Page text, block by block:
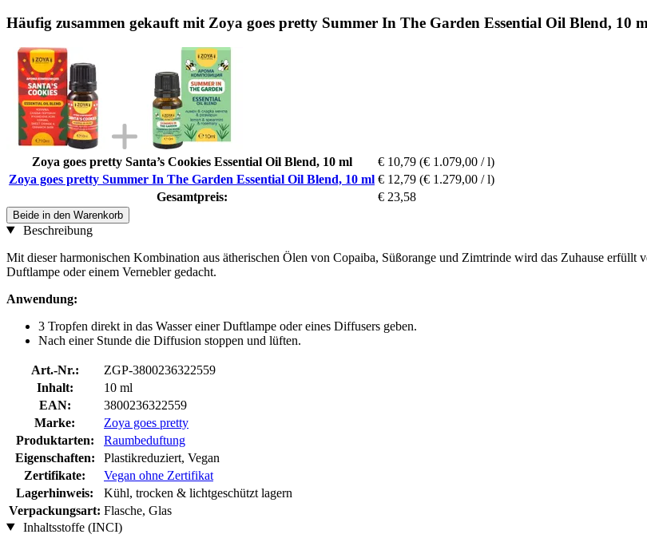
Häufig zusammen gekauft mit Zoya goes pretty Summer In The Garden Essential Oil Blend, 10
Zoya goes pretty Santa’s Cookies Essential Oil Blend, 10 ml € 10,79 (€ 1.079,00 / l)
Zoya goes pretty Summer In The Garden Essential Oil Blend, 10 ml € 12,79 (€ 1.279,00 / l)
Gesamtpreis:
€ 23,58
Beide in den Warenkorb
Beschreibung
Mit dieser harmonischen Kombination aus ätherischen Ölen von Copaiba, Süßorange und Zimtrinde wird das Zuhause
Duftlampe oder einem Vernebler gedacht.
Anwendung:
3 Tropfen direkt in das Wasser einer Duftlampe oder eines Diffusers geben.
Nach einer Stunde die Diffusion stoppen und lüften.
Art.-Nr.:
ZGP-3800236322559
Inhalt:
10 ml
EAN:
3800236322559
Marke:
Zoya goes pretty
Produktarten:
Raumbeduftung
Eigenschaften:
Plastikreduziert, Vegan
Zertifikate:
Vegan ohne Zertifikat
Lagerhinweis:
Kühl, trocken & lichtgeschützt lagern
Verpackungsart: Flasche, Glas
Inhaltsstoffe (INCI)